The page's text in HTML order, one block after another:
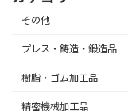
その他
プレス・鋳造・鍛造品
樹脂・ゴム加工品
精密機械加工品